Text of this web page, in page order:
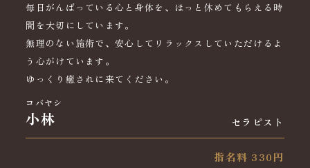
毎日がんばっている心と身体を、ほっと休めてもらえる時
間を大切にしています。
無理のない施術で、安心してリラックスしていただけるよ
う心がけています。
ゆっくり癒されに来てください。
コバヤシ
小林 セラピスト
指名料 330円